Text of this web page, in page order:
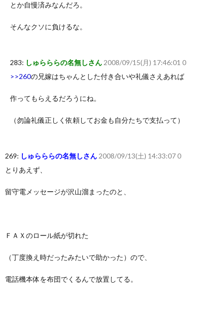
とか自慢済みなんだろ。
そんなクソに負けるな。
283: しゅらららの名無しさん 2008/09/15(月) 17:46:01 0
>>260の兄嫁はちゃんとした付き合いや礼儀さえあれば
作ってもらえるだろうにね。
（勿論礼儀正しく依頼してお金も自分たちで支払って）
269: しゅらららの名無しさん 2008/09/13(土) 14:33:07 0
とりあえず、
留守電メッセージが沢山溜まったのと、
ＦＡＸのロール紙が切れた
（丁度換え時だったみたいで助かった）ので、
電話機本体を布団でくるんで放置してる。